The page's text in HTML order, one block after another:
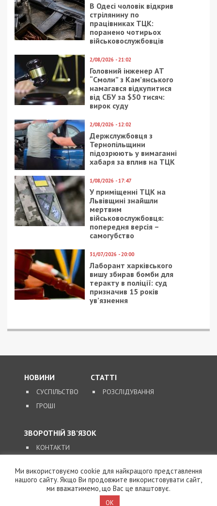
В Одесі чоловік відкрив
стрілянину по
працівниках ТЦК:
поранено чотирьох
військовослужбовців
2/08/2026 - 21:02
Головний інженер АТ
“Смоли” з Кам’янського
намагався відкупитися
від СБУ за $50 тисяч:
вирок суду
2/08/2026 - 12:02
Держслужбовця з
Тернопільщини
підозрюють у вимаганні
хабаря за вплив на ТЦК
1/08/2026 - 17:47
У приміщенні ТЦК на
Львівщині знайшли
мертвим
військовослужбовця:
попередня версія –
самогубство
31/07/2026 - 20:00
Лаборант харківського
вишу збирав бомби для
теракту в поліції: суд
призначив 15 років
ув’язнення
НОВИНИ
СУСПІЛЬСТВО
ГРОШІ
СТАТТІ
РОЗСЛІДУВАННЯ
ЗВОРОТНІЙ ЗВ’ЯЗОК
КОНТАКТИ
SUPPORT@49000.COM.UA
© 2026, ВСІ ПРАВА ЗАХИЩЕНІ
Ми використовуємо cookie для найкращого представлення
нашого сайту. Якщо Ви продовжите використовувати сайт,
ми вважатимемо, що Вас це влаштовує.
OK